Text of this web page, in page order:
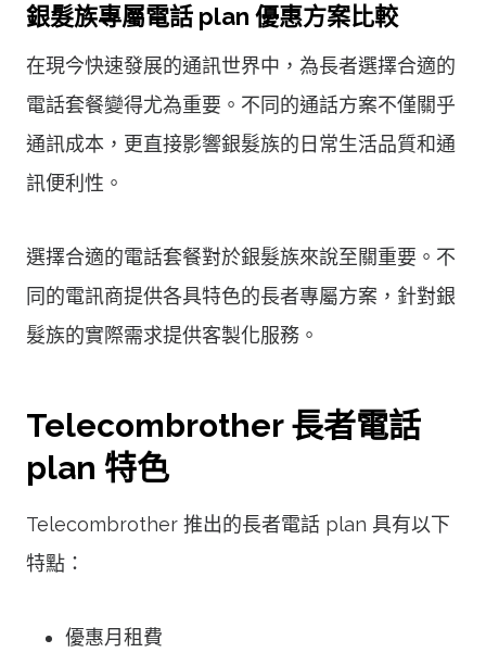
銀髮族專屬電話 plan 優惠方案比較
在現今快速發展的通訊世界中，為長者選擇合適的
電話套餐變得尤為重要。不同的通話方案不僅關乎
通訊成本，更直接影響銀髮族的日常生活品質和通
訊便利性。
選擇合適的電話套餐對於銀髮族來說至關重要。不
同的電訊商提供各具特色的長者專屬方案，針對銀
髮族的實際需求提供客製化服務。
Telecombrother 長者電話
plan 特色
Telecombrother 推出的長者電話 plan 具有以下
特點：
優惠月租費